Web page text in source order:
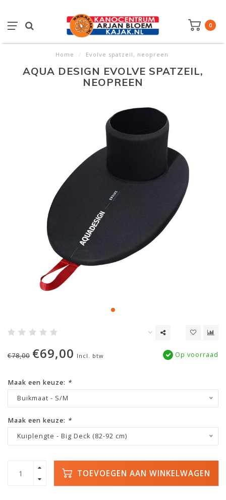
0
Home / Evolve spatzeil, neopreen
AQUA DESIGN EVOLVE SPATZEIL,
NEOPREEN
€78,00 €69,00 Incl. btw Op voorraad
Maak een keuze: *
Buikmaat - S/M
Maak een keuze: *
Kuiplengte - Big Deck (82-92 cm)
TOEVOEGEN AAN WINKELWAGEN